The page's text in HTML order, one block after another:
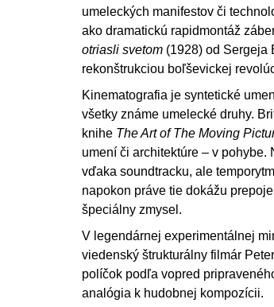
umeleckých manifestov či
ako dramatickú rapidmontáž
otriasli svetom (1928) od Sergeja
rekonštrukciou boľševickej
Kinematografia je syntetické
všetky známe umelecké druhy.
knihe The Art of The Moving
umení či architektúre – v pohybe.
vďaka soundtracku, ale
napokon práve tie dokážu
špeciálny zmysel.
V legendárnej experimentálnej
viedenský štrukturálny filmár
políčok podľa vopred
analógia k hudobnej kompozícii.